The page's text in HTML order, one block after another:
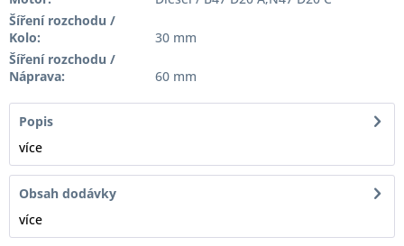
Šíření rozchodu /
Kolo:
30 mm
Šíření rozchodu /
Náprava:
60 mm
Popis
více
Obsah dodávky
více